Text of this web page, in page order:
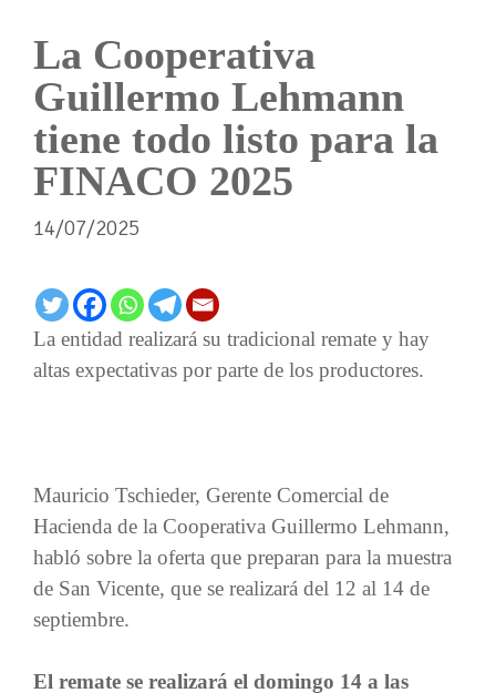
La Cooperativa
Guillermo Lehmann
tiene todo listo para la
FINACO 2025
14/07/2025
La entidad realizará su tradicional remate y hay
altas expectativas por parte de los productores.
Mauricio Tschieder, Gerente Comercial de
Hacienda de la Cooperativa Guillermo Lehmann,
habló sobre la oferta que preparan para la muestra
de San Vicente, que se realizará del 12 al 14 de
septiembre.
El remate se realizará el domingo 14 a las